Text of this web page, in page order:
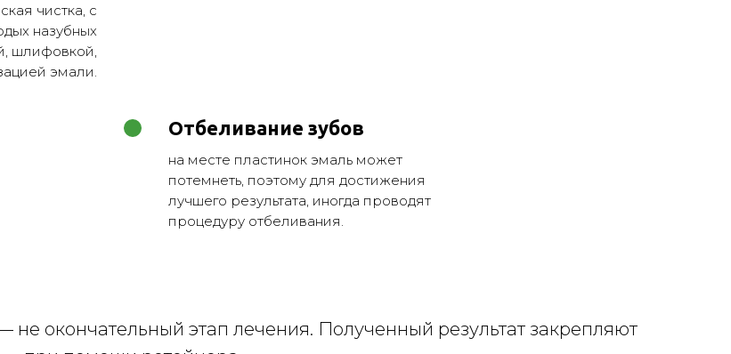
чистка, с
назубных
шлифовкой,
эмали.
Отбеливание зубов
на месте пластинок эмаль может
потемнеть, поэтому для достижения
лучшего результата, иногда проводят
процедуру отбеливания.
не окончательный этап лечения. Полученный результат закрепляют